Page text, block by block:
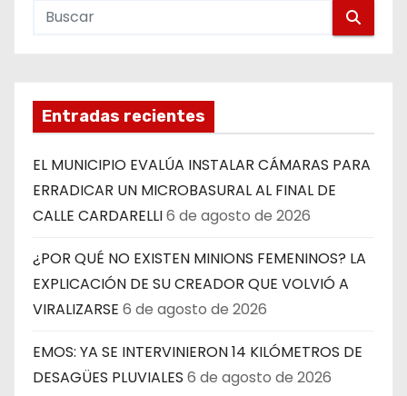
Entradas recientes
EL MUNICIPIO EVALÚA INSTALAR CÁMARAS PARA
ERRADICAR UN MICROBASURAL AL FINAL DE
CALLE CARDARELLI6 de agosto de 2026
¿POR QUÉ NO EXISTEN MINIONS FEMENINOS? LA
EXPLICACIÓN DE SU CREADOR QUE VOLVIÓ A
VIRALIZARSE 6 de agosto de 2026
EMOS: YA SE INTERVINIERON 14 KILÓMETROS DE
DESAGÜES PLUVIALES 6 de agosto de 2026